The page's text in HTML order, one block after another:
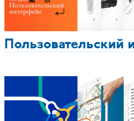
Пользовательский